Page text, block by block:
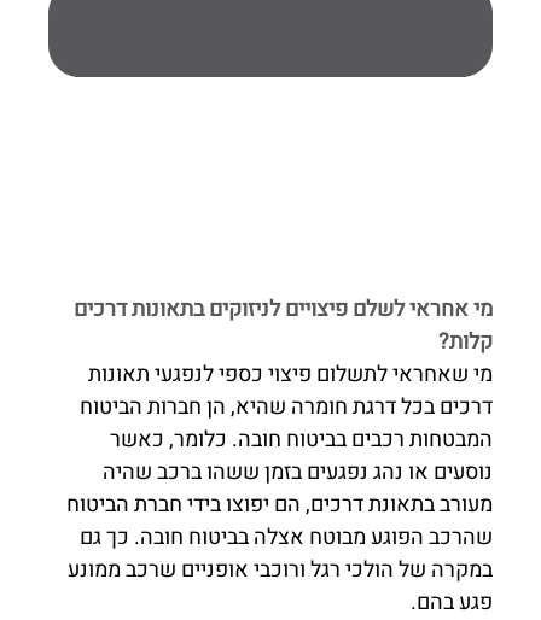
מי אחראי לשלם פיצויים לניזוקים בתאונות דרכים
קלות?
מי שאחראי לתשלום פיצוי כספי לנפגעי תאונות
דרכים בכל דרגת חומרה שהיא, הן חברות הביטוח
המבטחות רכבים בביטוח חובה. כלומר, כאשר
נוסעים או נהג נפגעים בזמן ששהו ברכב שהיה
מעורב בתאונת דרכים, הם יפוצו בידי חברת הביטוח
שהרכב הפוגע מבוטח אצלה בביטוח חובה. כך גם
במקרה של הולכי רגל ורוכבי אופניים שרכב ממונע
פגע בהם.